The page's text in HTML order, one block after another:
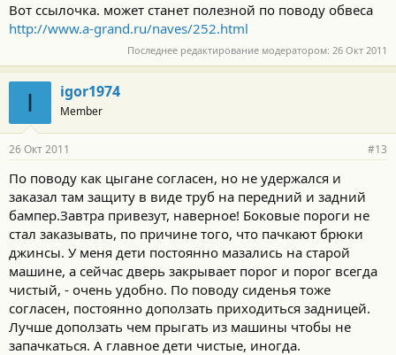
Вот ссылочка. может станет полезной по поводу обвеса
http://www.a-grand.ru/naves/252.html
Последнее редактирование модератором: 26 Окт 2011
I igor1974
Member
26 Окт 2011 #13
По поводу как цыгане согласен, но не удержался и
заказал там защиту в виде труб на передний и задний
бампер.Завтра привезут, наверное! Боковые пороги не
стал заказывать, по причине того, что пачкают брюки
джинсы. У меня дети постоянно мазались на старой
машине, а сейчас дверь закрывает порог и порог всегда
чистый, - очень удобно. По поводу сиденья тоже
согласен, постоянно доползать приходиться задницей.
Лучше доползать чем прыгать из машины чтобы не
запачкаться. А главное дети чистые, иногда.